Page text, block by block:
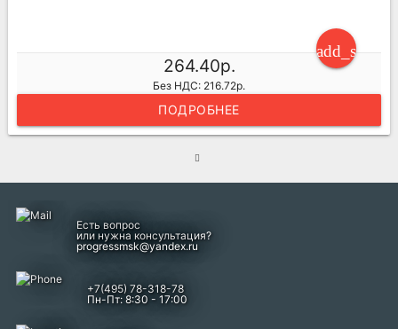
264.40р.
Без НДС: 216.72р.
ПОДРОБНЕЕ
Есть вопрос
или нужна консультация?
progressmsk@yandex.ru
+7(495) 78-318-78
Пн-Пт: 8:30 - 17:00